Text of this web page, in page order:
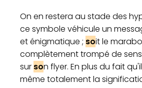
On en restera au stade des
ce symbole véhicule un
et énigmatique ; soit le
complètement trompé de
sur son flyer. En plus du fait
même totalement la